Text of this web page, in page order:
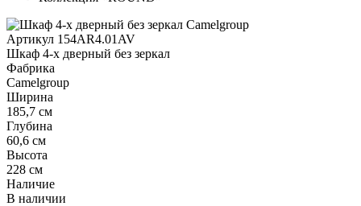
Артикул 154AR4.01AV
Шкаф 4-х дверный без зеркал
Фабрика
Camelgroup
Ширина
185,7 см
Глубина
60,6 см
Высота
228 см
Наличие
В наличии